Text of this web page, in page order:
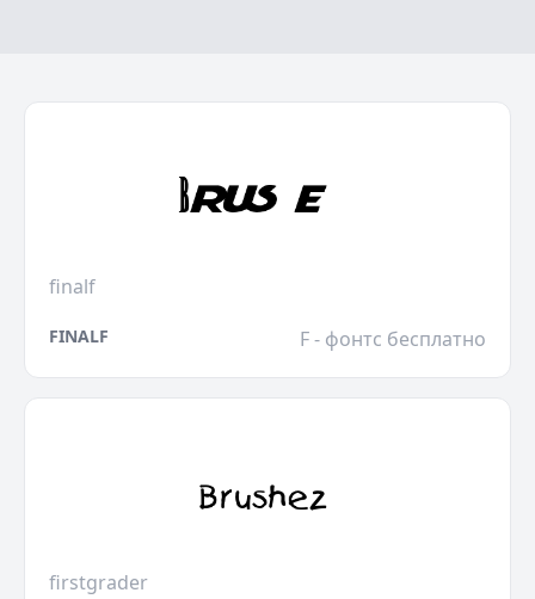
finalf
FINALF F - фонтс бесплатно
firstgrader